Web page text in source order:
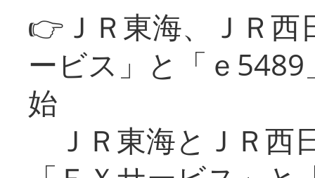
👉ＪＲ東海、ＪＲ
ービス」と「ｅ
始
ＪＲ東海とＪＲ西